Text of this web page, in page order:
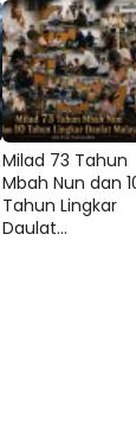
Milad 73 Tahun
Mbah Nun dan
Tahun Lingkar
Daulat...